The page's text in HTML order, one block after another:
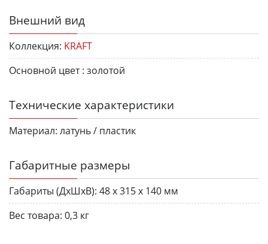
Внешний вид
Коллекция: KRAFT
Основной цвет : золотой
Технические характеристики
Материал: латунь / пластик
Габаритные размеры
Габариты (ДхШхВ): 48 х 315 х 140 мм
Вес товара: 0,3 кг